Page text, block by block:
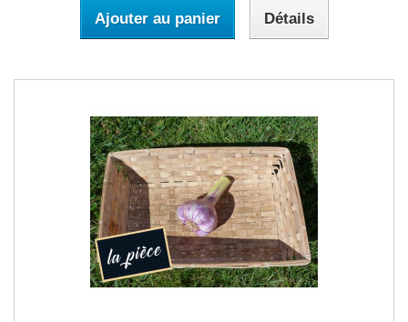
Ajouter au panier Détails